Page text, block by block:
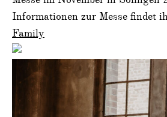
Informationen zur Messe findet
Family